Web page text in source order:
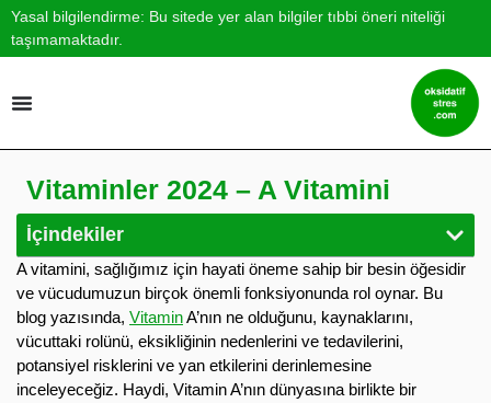
Yasal bilgilendirme: Bu sitede yer alan bilgiler tıbbi öneri niteliği
taşımamaktadır.
Vitaminler 2024 – A Vitamini
İçindekiler
A vitamini, sağlığımız için hayati öneme sahip bir besin öğesidir
ve vücudumuzun birçok önemli fonksiyonunda rol oynar. Bu
blog yazısında, VitaminA’nın ne olduğunu, kaynaklarını,
vücuttaki rolünü, eksikliğinin nedenlerini ve tedavilerini,
potansiyel risklerini ve yan etkilerini derinlemesine
inceleyeceğiz. Haydi, Vitamin A’nın dünyasına birlikte bir